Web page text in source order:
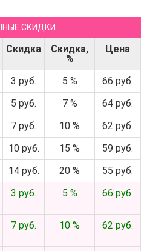
СКИДКИ
Скидка
Скидка,
%
Цена
3 руб. 5 %
66 руб.
5 руб. 7 %
64 руб.
7 руб. 10 %
62 руб.
10 руб. 15 %
59 руб.
14 руб. 20 %
55 руб.
3 руб. 5 % 66 руб.
7 руб. 10 % 62 руб.